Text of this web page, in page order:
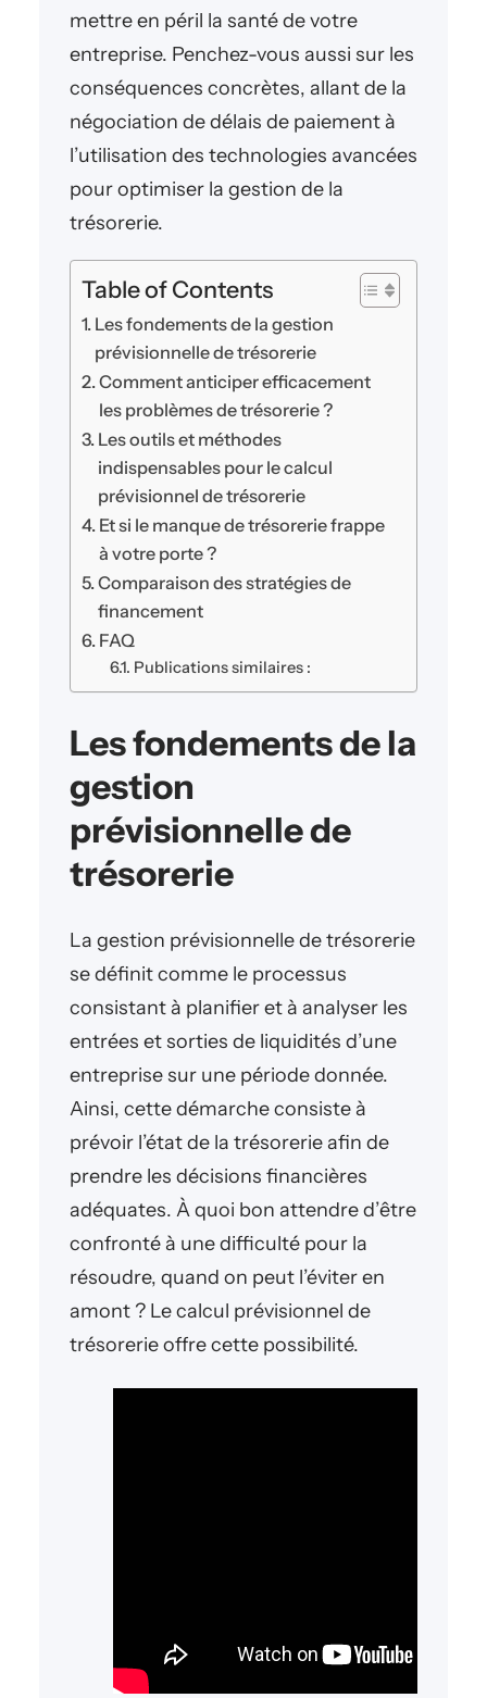
mettre en péril la santé de votre
entreprise. Penchez-vous aussi sur les
conséquences concrètes, allant de la
négociation de délais de paiement à
l’utilisation des technologies avancées
pour optimiser la gestion de la
trésorerie.
Table of Contents
Les fondements de la gestion
prévisionnelle de trésorerie
Comment anticiper efficacement
les problèmes de trésorerie ?
Les outils et méthodes
indispensables pour le calcul
prévisionnel de trésorerie
Et si le manque de trésorerie frappe
à votre porte ?
Comparaison des stratégies de
financement
FAQ
Publications similaires :
Les fondements de la
gestion
prévisionnelle de
trésorerie
La gestion prévisionnelle de trésorerie
se définit comme le processus
consistant à planifier et à analyser les
entrées et sorties de liquidités d’une
entreprise sur une période donnée.
Ainsi, cette démarche consiste à
prévoir l’état de la trésorerie afin de
prendre les décisions financières
adéquates. À quoi bon attendre d’être
confronté à une difficulté pour la
résoudre, quand on peut l’éviter en
amont ? Le calcul prévisionnel de
trésorerie offre cette possibilité.